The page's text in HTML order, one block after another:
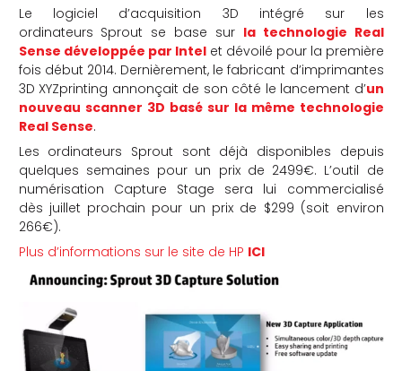
Le logiciel d’acquisition 3D intégré sur les
ordinateurs Sprout se base sur la technologie Real
Sense développée par Intelet dévoilé pour la première
fois début 2014. Dernièrement, le fabricant d’imprimantes
3D XYZprinting annonçait de son côté le lancement d’un
nouveau scanner 3D basé sur la même technologie
Real Sense.
Les ordinateurs Sprout sont déjà disponibles depuis
quelques semaines pour un prix de 2499€. L’outil de
numérisation Capture Stage sera lui commercialisé
dès juillet prochain pour un prix de $299 (soit environ
266€).
Plus d’informations sur le site de HP ICI